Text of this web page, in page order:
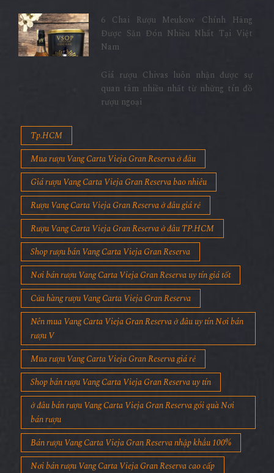
6 Chai Rượu Meukow Chính Hãng
Được Săn Đón Nhiều Nhất Tại Việt
Nam
Giá rượu Chivas luôn nhận được sự
quan tâm nhiều nhất từ những tín đồ
rượu ngoại
Tp.HCM
Mua rượu Vang Carta Vieja Gran Reserva ở đâu
Giá rượu Vang Carta Vieja Gran Reserva bao nhiêu
Rượu Vang Carta Vieja Gran Reserva ở đâu giá rẻ
Rượu Vang Carta Vieja Gran Reserva ở đâu TP.HCM
Shop rượu bán Vang Carta Vieja Gran Reserva
Nơi bán rượu Vang Carta Vieja Gran Reserva uy tín giá tốt
Cửa hàng rượu Vang Carta Vieja Gran Reserva
Nên mua Vang Carta Vieja Gran Reserva ở đâu uy tín Nơi bán
rượu V
Mua rượu Vang Carta Vieja Gran Reserva giá rẻ
Shop bán rượu Vang Carta Vieja Gran Reserva uy tín
ở đâu bán rượu Vang Carta Vieja Gran Reserva gói quà Nơi
bán rượu
Bán rượu Vang Carta Vieja Gran Reserva nhập khẩu 100%
Nơi bán rượu Vang Carta Vieja Gran Reserva cao cấp